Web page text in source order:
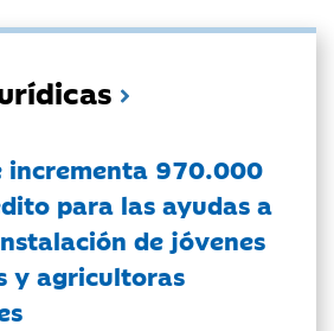
incrementa 970.000
para las ayudas a
de jóvenes
y agricultoras